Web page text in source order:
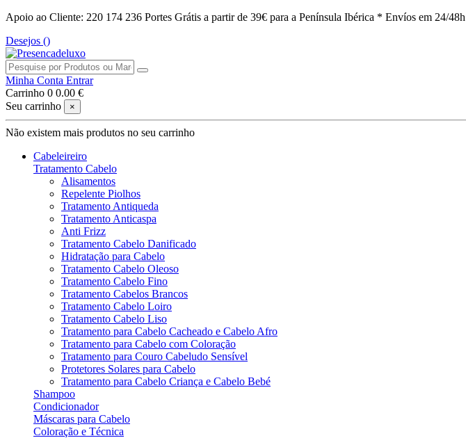
Apoio ao Cliente: 220 174 236 Portes Grátis a partir de 39€ para a Península Ibérica * Envíos em 24/48h
Desejos ()
Minha Conta Entrar
Carrinho 0 0.00 €
Seu carrinho
×
Não existem mais produtos no seu carrinho
Cabeleireiro
Tratamento Cabelo
Alisamentos
Repelente Piolhos
Tratamento Antiqueda
Tratamento Anticaspa
Anti Frizz
Tratamento Cabelo Danificado
Hidratação para Cabelo
Tratamento Cabelo Oleoso
Tratamento Cabelo Fino
Tratamento Cabelos Brancos
Tratamento Cabelo Loiro
Tratamento Cabelo Liso
Tratamento para Cabelo Cacheado e Cabelo Afro
Tratamento para Cabelo com Coloração
Tratamento para Couro Cabeludo Sensível
Protetores Solares para Cabelo
Tratamento para Cabelo Criança e Cabelo Bebé
Shampoo
Condicionador
Máscaras para Cabelo
Coloração e Técnica